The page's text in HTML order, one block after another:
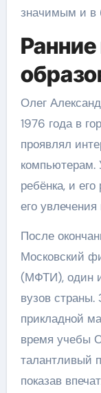
значимым и в
Олег
1976 года в
проявлял
компьютерам.
ребёнка, и
его
После
Московский
(МФТИ), один
вузов
прикладной
время учебы
талантливый
показав